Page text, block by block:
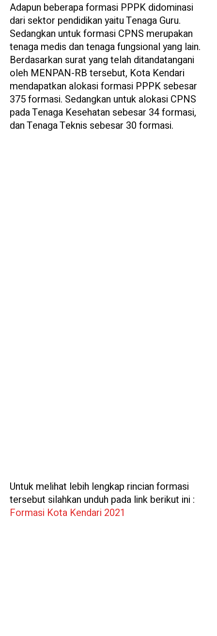
Adapun beberapa formasi PPPK didominasi
dari sektor pendidikan yaitu Tenaga Guru.
Sedangkan untuk formasi CPNS merupakan
tenaga medis dan tenaga fungsional yang lain.
Berdasarkan surat yang telah ditandatangani
oleh MENPAN-RB tersebut, Kota Kendari
mendapatkan alokasi formasi PPPK sebesar
375 formasi. Sedangkan untuk alokasi CPNS
pada Tenaga Kesehatan sebesar 34 formasi,
dan Tenaga Teknis sebesar 30 formasi.
Untuk melihat lebih lengkap rincian formasi
tersebut silahkan unduh pada link berikut ini :
Formasi Kota Kendari 2021